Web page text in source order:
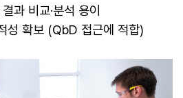
과 비교·분석 용이
성 확보 (QbD 접근에 적합)